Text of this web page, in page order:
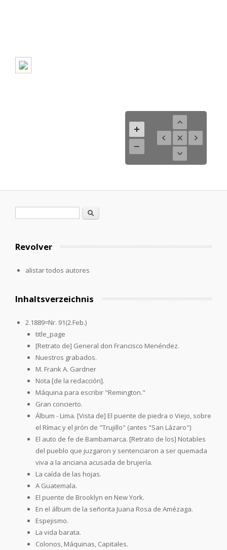
Formulario de búsqueda
Buscar
Revolver
alistar todos autores
Inhaltsverzeichnis
2.1889=Nr. 91(2.Feb.)
title_page
[Retrato de] General don Francisco Menéndez.
Nuestros grabados.
M. Frank A. Gardner
Nota [de la redacción].
Máquina para escribir "Remington."
Gran concierto.
Álbum - Lima. [Vista de] El puente de piedra o Viejo, sobre
el Rímac y el jirón de "Trujillo" (antes "San Lázaro")
El auto de fe de Bambamarca. [Retrato de los] Notables
del pueblo que juzgaron y sentenciaron a ser quemada
viva a la anciana acusada de brujería.
La caída de las hojas.
A Guatemala.
El puente de Brooklyn en New York.
En el álbum de la señorita Juana Rosa de Amézaga.
Espejismo.
La vida barata.
Colonos, Máquinas, Capitales.